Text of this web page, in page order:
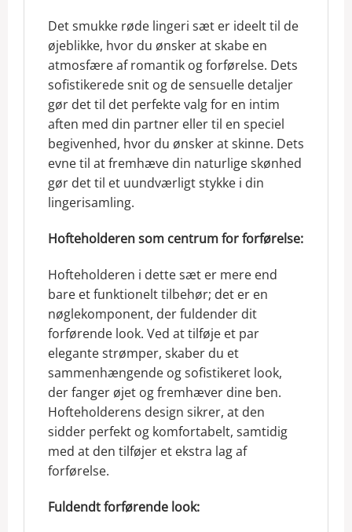
Det smukke røde lingeri sæt er ideelt til de
øjeblikke, hvor du ønsker at skabe en
atmosfære af romantik og forførelse. Dets
sofistikerede snit og de sensuelle detaljer
gør det til det perfekte valg for en intim
aften med din partner eller til en speciel
begivenhed, hvor du ønsker at skinne. Dets
evne til at fremhæve din naturlige skønhed
gør det til et uundværligt stykke i din
lingerisamling.
Hofteholderen som centrum for forførelse:
Hofteholderen i dette sæt er mere end
bare et funktionelt tilbehør; det er en
nøglekomponent, der fuldender dit
forførende look. Ved at tilføje et par
elegante strømper, skaber du et
sammenhængende og sofistikeret look,
der fanger øjet og fremhæver dine ben.
Hofteholderens design sikrer, at den
sidder perfekt og komfortabelt, samtidig
med at den tilføjer et ekstra lag af
forførelse.
Fuldendt forførende look: